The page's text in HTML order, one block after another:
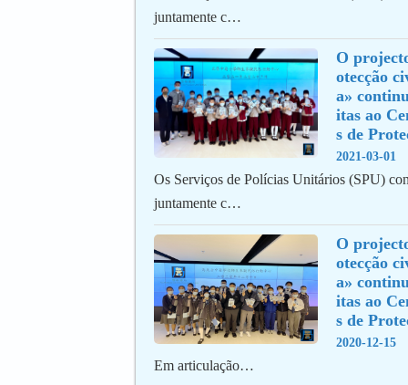
juntamente c…
O
otecção
a»
itas ao
s de
2021-03-01
Os Serviços de Polícias Unitários (SPU)
juntamente c…
O
otecção
a»
itas ao
s de
2020-12-15
Em articulação…